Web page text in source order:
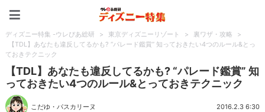
ディズニー特集 -ウレぴあ総研 > 東京ディズニーリゾート > 裏ワザ・攻略
>
【TDL】あなたも違反してるかも? “パレード鑑賞” 知っておきたい4つのルール&とっ
ておきテクニック
【TDL】あなたも違反してるかも? “パレード鑑賞” 知
っておきたい4つのルール&とっておきテクニック
こだゆ・パスカリーヌ 2016.2.3 6:30